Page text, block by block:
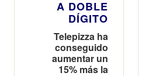
A DOBLE
DÍGITO
Telepizza ha
conseguido
aumentar un
15% más la